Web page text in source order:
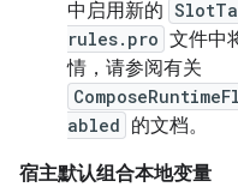
中启用新的
rules.pro 文件中
情，请参阅有关
abled 的文档。
宿主默认组合本地变量